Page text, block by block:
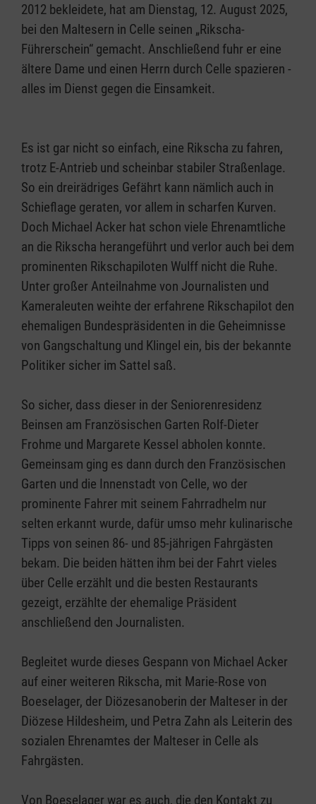
2012 bekleidete, hat am Dienstag, 12. August 2025,
bei den Maltesern in Celle seinen „Rikscha-
Führerschein“ gemacht. Anschließend fuhr er eine
ältere Dame und einen Herrn durch Celle spazieren -
alles im Dienst gegen die Einsamkeit.
Es ist gar nicht so einfach, eine Rikscha zu fahren,
trotz E-Antrieb und scheinbar stabiler Straßenlage.
So ein dreirädriges Gefährt kann nämlich auch in
Schieflage geraten, vor allem in scharfen Kurven.
Doch Michael Acker hat schon viele Ehrenamtliche
an die Rikscha herangeführt und verlor auch bei dem
prominenten Rikschapiloten Wulff nicht die Ruhe.
Unter großer Anteilnahme von Journalisten und
Kameraleuten weihte der erfahrene Rikschapilot den
ehemaligen Bundespräsidenten in die Geheimnisse
von Gangschaltung und Klingel ein, bis der bekannte
Politiker sicher im Sattel saß.
So sicher, dass dieser in der Seniorenresidenz
Beinsen am Französischen Garten Rolf-Dieter
Frohme und Margarete Kessel abholen konnte.
Gemeinsam ging es dann durch den Französischen
Garten und die Innenstadt von Celle, wo der
prominente Fahrer mit seinem Fahrradhelm nur
selten erkannt wurde, dafür umso mehr kulinarische
Tipps von seinen 86- und 85-jährigen Fahrgästen
bekam. Die beiden hätten ihm bei der Fahrt vieles
über Celle erzählt und die besten Restaurants
gezeigt, erzählte der ehemalige Präsident
anschließend den Journalisten.
Begleitet wurde dieses Gespann von Michael Acker
auf einer weiteren Rikscha, mit Marie-Rose von
Boeselager, der Diözesanoberin der Malteser in der
Diözese Hildesheim, und Petra Zahn als Leiterin des
sozialen Ehrenamtes der Malteser in Celle als
Fahrgästen.
Von Boeselager war es auch, die den Kontakt zu